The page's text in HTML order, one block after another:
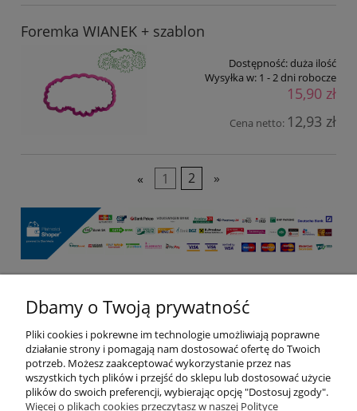
Foremka WIANEK + szablon
Dostępność:duża ilość
Wysyłka w: 1 - 2 dni robocze
15,90 zł
Cena netto: 12,93 zł
« 1 2 »
Pomoc
Moje konto
Płatności i dostawa
Dbamy o Twoją prywatność
Pliki cookies i pokrewne im technologie umożliwiają poprawne
działanie strony i pomagają nam dostosować ofertę do Twoich
potrzeb. Możesz zaakceptować wykorzystanie przez nas
wszystkich tych plików i przejść do sklepu lub dostosować użycie
plików do swoich preferencji, wybierając opcję "Dostosuj zgody".
Więcej o plikach cookies przeczytasz w naszej Polityce